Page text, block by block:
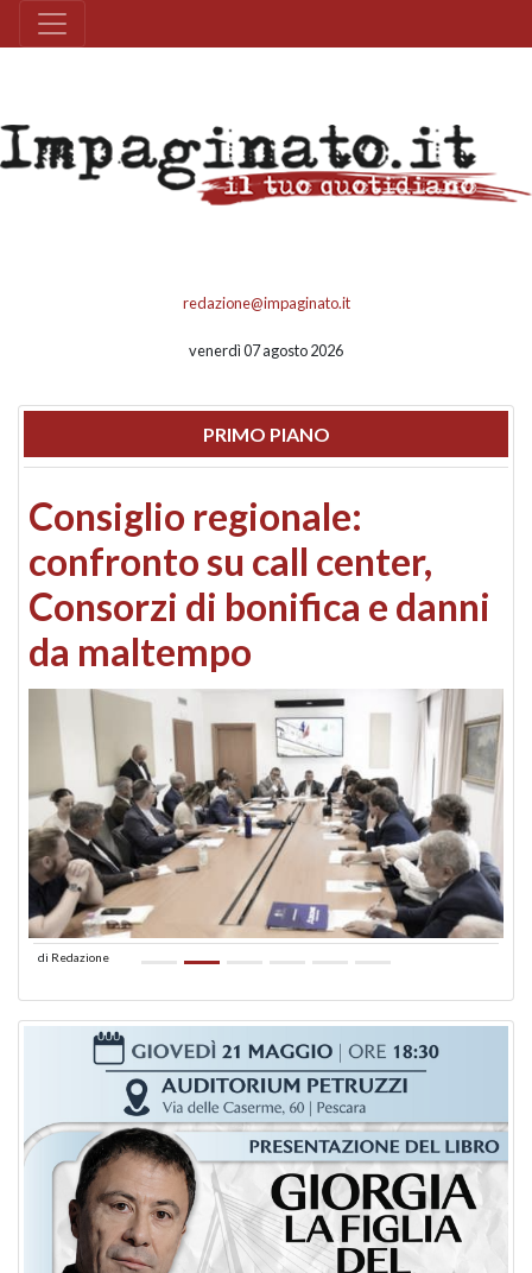
redazione@impaginato.it
venerdì 07 agosto 2026
PRIMO PIANO
Consiglio regionale:
confronto su call center,
Consorzi di bonifica e danni
da maltempo
di Redazione